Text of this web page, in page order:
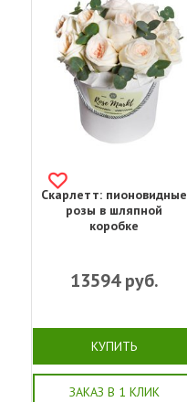
Скарлетт: пионовидные
розы в шляпной
коробке
13594руб.
КУПИТЬ
ЗАКАЗ В 1 КЛИК